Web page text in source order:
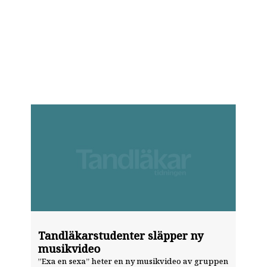
Tandläkarstudenter släpper ny
musikvideo
”Exa en sexa” heter en ny musikvideo av gruppen